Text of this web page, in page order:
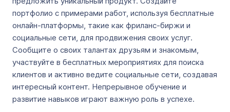
портфолио с примерами работ, используя бесплатные
онлайн-платформы, такие как фриланс-биржи и
социальные сети, для продвижения своих услуг.
Сообщите о своих талантах друзьям и знакомым,
участвуйте в бесплатных мероприятиях для поиска
клиентов и активно ведите социальные сети, создавая
интересный контент. Непрерывное обучение и
развитие навыков играют важную роль в успехе.